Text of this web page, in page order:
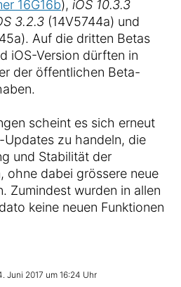
16G16b), iOS 10.3.3
3.2.3 (14V5744a) und
Auf die dritten Betas
iOS-Version dürften in
der öffentlichen Beta-
scheint es sich erneut
Updates zu handeln, die
und Stabilität der
ohne dabei grössere neue
Zumindest wurden in allen
keine neuen Funktionen
Juni 2017 um 16:24 Uhr